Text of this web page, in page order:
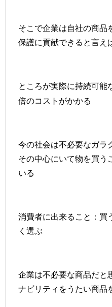
そこで企業は自社の商品
保護に貢献できると言え
ところが実際に持続可能
倍のコストがかかる
今の社会は不必要なガラ
その中心にいて物を買う
いる
消費者に出来ること：買
く選ぶ
企業は不必要な商品だと
ナビリティをうたい商品